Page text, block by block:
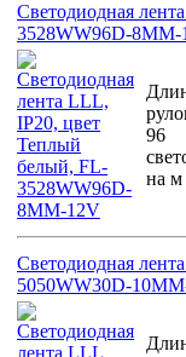
Светодиодная
3528WW96D-8MM-
96
на м
Светодиодная
5050WW30D-